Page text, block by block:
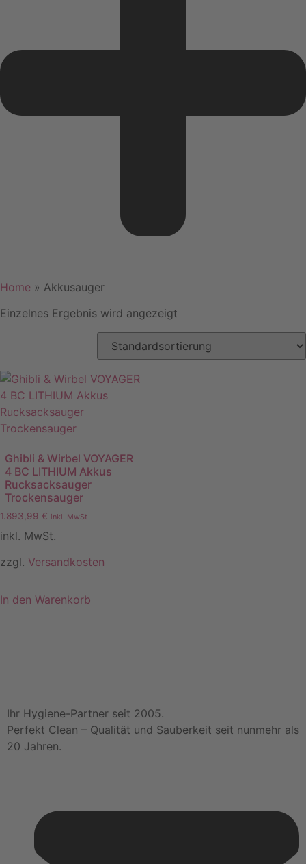
Home » Akkusauger
Einzelnes Ergebnis wird angezeigt
Ghibli & Wirbel VOYAGER
4 BC LITHIUM Akkus
Rucksacksauger
Trockensauger
1.893,99 € inkl. MwSt
inkl. MwSt.
zzgl. Versandkosten
In den Warenkorb
Ihr Hygiene-Partner seit 2005.
Perfekt Clean – Qualität und Sauberkeit seit nunmehr als
20 Jahren.